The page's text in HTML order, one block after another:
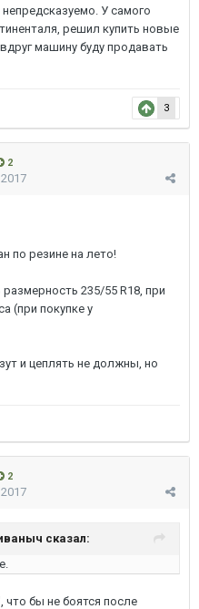
У самого
решил купить новые
машину буду продавать
3
2
по резине на лето!
235/55 R18, при
(при покупке у
и цеплять не должны, но
2
сказал:
что бы не боятся после